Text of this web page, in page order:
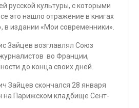
русской культуры, с которыми
это нашло отражение в книгах
в издании «Мои современники».
Зайцев возглавлял Союз
во Франции,
до конца своих дней.
Зайцев скончался 28 января
на Парижском кладбище Сент-